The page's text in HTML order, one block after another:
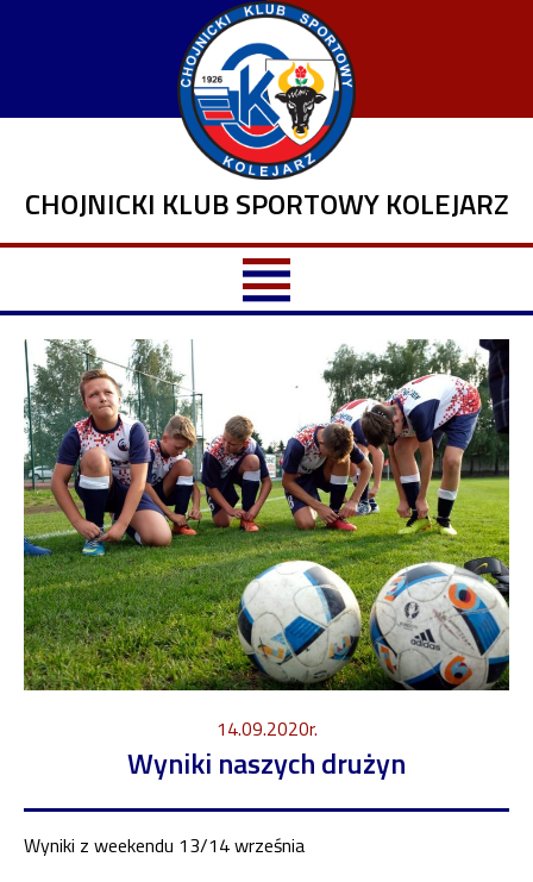
CHOJNICKI KLUB SPORTOWY KOLEJARZ
14.09.2020r.
Wyniki naszych drużyn
Wyniki z weekendu 13/14 września